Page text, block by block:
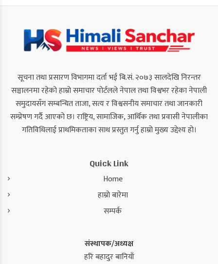
सूचना तथा प्रसारण विभागमा दर्ता भई बि.सं. २०७३ सालदेखि निरन्तर
सञ्चालनमा रहेको हाम्रो समाचार पोर्टलले नेपाल तथा विश्वभर रहेका नेपाली
समुदायसँग सम्बन्धित ताजा, सत्य र विश्वसनीय समाचार तथा जानकारी
सम्प्रेषण गर्दै आएको छ। राष्ट्रिय, सामाजिक, आर्थिक तथा प्रवासी नेपालीका
गतिविधिलाई प्राथमिकताका साथ प्रस्तुत गर्नु हाम्रो मुख्य उद्देश्य हो।
Quick Link
Home
हाम्रो बारेमा
सम्पर्क
संस्थापक/अध्यक्ष
हरि बहादुर बानियाँ